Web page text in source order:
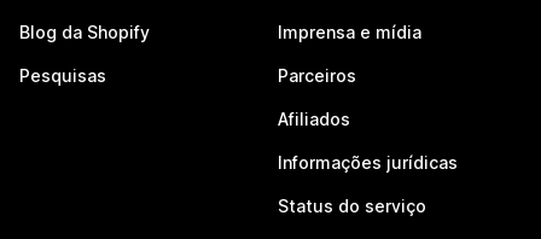
Blog da Shopify
Pesquisas
Imprensa e mídia
Parceiros
Afiliados
Informações jurídicas
Status do serviço